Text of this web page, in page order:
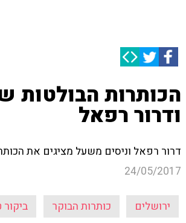
הכותרות הבולטות
ודרור רפאל
דרור רפאל וניסים משעל מציגים את
24/05/2017
ירושלים כותרות הבוקר